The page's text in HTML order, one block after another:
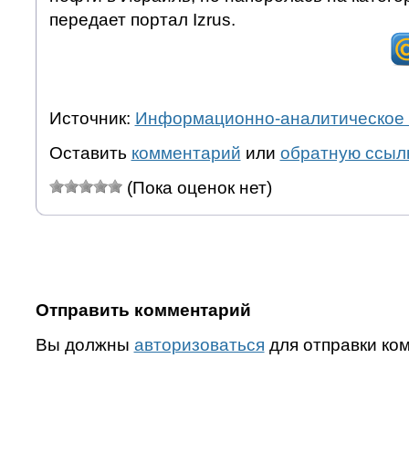
передает портал Izrus.
Источник: Информационно-аналитическое
Оставить комментарий или обратную
(Пока оценок нет)
Отправить комментарий
Вы должны авторизоваться для отправки